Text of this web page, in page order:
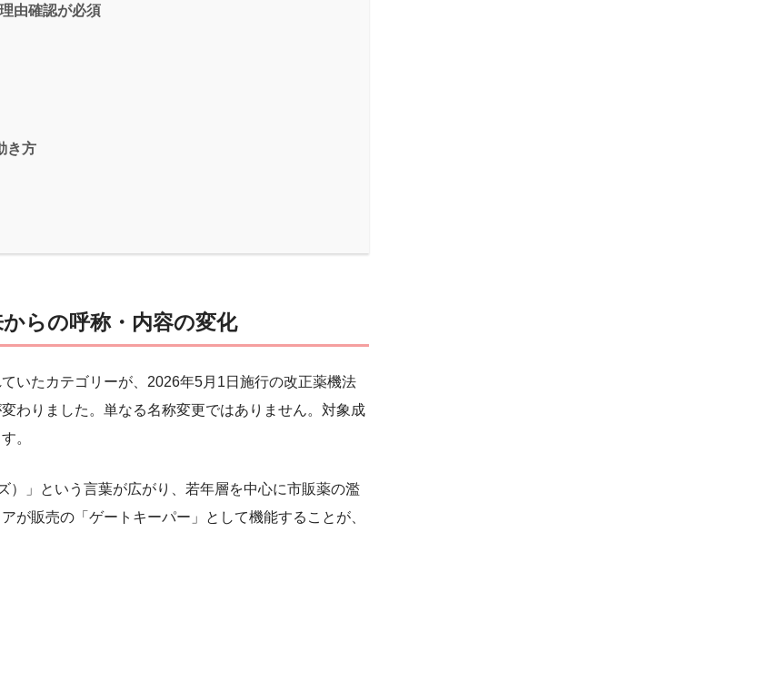
由確認が必須
き方
からの呼称・内容の変化
いたカテゴリーが、2026年5月1日施行の改正薬機法
わりました。単なる名称変更ではありません。対象成
。
」という言葉が広がり、若年層を中心に市販薬の濫
が販売の「ゲートキーパー」として機能することが、